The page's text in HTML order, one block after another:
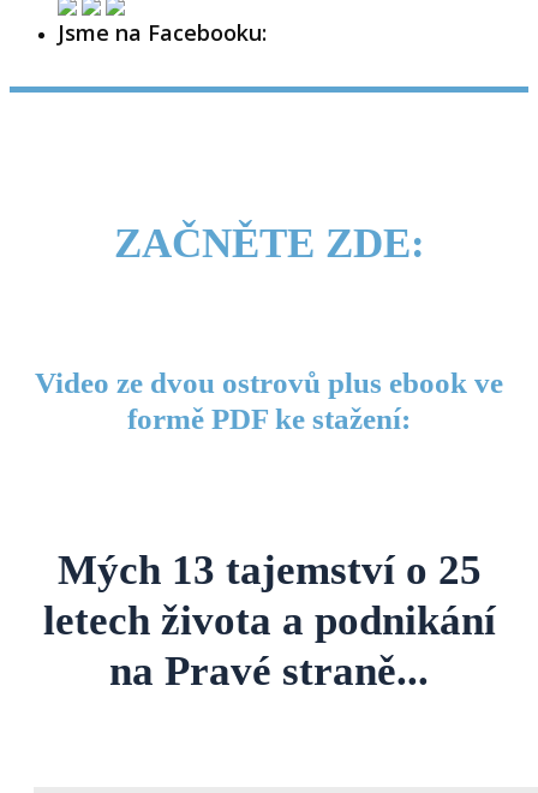
Jsme na Facebooku:
ZAČNĚTE ZDE:
Video ze dvou ostrovů plus ebook ve
formě PDF ke stažení:
Mých 13 tajemství o 25
letech života a podnikání
na Pravé straně...